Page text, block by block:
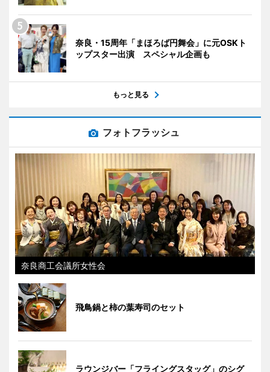
奈良・15周年「まほろば円舞会」に元OSKト
ップスター出演 スペシャル企画も
もっと見る
フォトフラッシュ
奈良商工会議所女性会
飛鳥鍋と柿の葉寿司のセット
ラウンジバー「フライングスタッグ」のシグ